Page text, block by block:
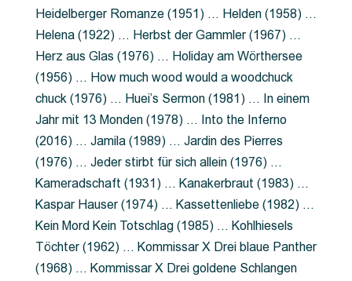
Heidelberger Romanze (1951) … Helden (1958) …
Helena (1922) … Herbst der Gammler (1967) …
Herz aus Glas (1976) … Holiday am Wörthersee
(1956) … How much wood would a woodchuck
chuck (1976) … Huei’s Sermon (1981) … In einem
Jahr mit 13 Monden (1978) … Into the Inferno
(2016) … Jamila (1989) … Jardin des Pierres
(1976) … Jeder stirbt für sich allein (1976) …
Kameradschaft (1931) … Kanakerbraut (1983) …
Kaspar Hauser (1974) … Kassettenliebe (1982) …
Kein Mord Kein Totschlag (1985) … Kohlhiesels
Töchter (1962) … Kommissar X Drei blaue Panther
(1968) … Kommissar X Drei goldene Schlangen